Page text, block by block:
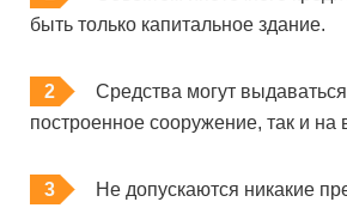
быть только капитальное здание.
Средства могут
построенное сооружение, так и на
Не допускаются никакие